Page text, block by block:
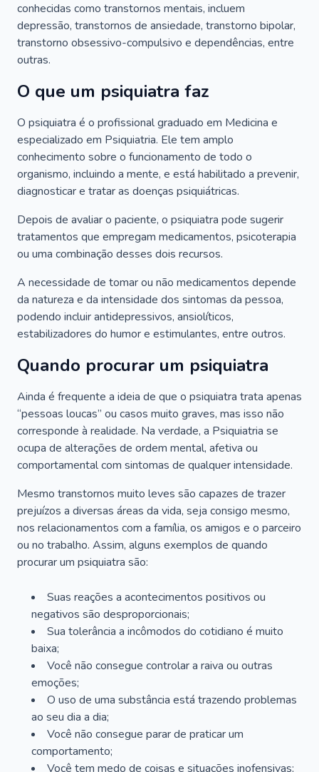
conhecidas como transtornos mentais, incluem
depressão, transtornos de ansiedade, transtorno bipolar,
transtorno obsessivo-compulsivo e dependências, entre
outras.
O que um psiquiatra faz
O psiquiatra é o profissional graduado em Medicina e
especializado em Psiquiatria. Ele tem amplo
conhecimento sobre o funcionamento de todo o
organismo, incluindo a mente, e está habilitado a prevenir,
diagnosticar e tratar as doenças psiquiátricas.
Depois de avaliar o paciente, o psiquiatra pode sugerir
tratamentos que empregam medicamentos, psicoterapia
ou uma combinação desses dois recursos.
A necessidade de tomar ou não medicamentos depende
da natureza e da intensidade dos sintomas da pessoa,
podendo incluir antidepressivos, ansiolíticos,
estabilizadores do humor e estimulantes, entre outros.
Quando procurar um psiquiatra
Ainda é frequente a ideia de que o psiquiatra trata apenas
“pessoas loucas” ou casos muito graves, mas isso não
corresponde à realidade. Na verdade, a Psiquiatria se
ocupa de alterações de ordem mental, afetiva ou
comportamental com sintomas de qualquer intensidade.
Mesmo transtornos muito leves são capazes de trazer
prejuízos a diversas áreas da vida, seja consigo mesmo,
nos relacionamentos com a família, os amigos e o parceiro
ou no trabalho. Assim, alguns exemplos de quando
procurar um psiquiatra são:
Suas reações a acontecimentos positivos ou
negativos são desproporcionais;
Sua tolerância a incômodos do cotidiano é muito
baixa;
Você não consegue controlar a raiva ou outras
emoções;
O uso de uma substância está trazendo problemas
ao seu dia a dia;
Você não consegue parar de praticar um
comportamento;
Você tem medo de coisas e situações inofensivas;